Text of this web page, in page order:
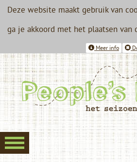
Deze website maakt gebruik van
ga je akkoord met het plaatsen van
Meer info